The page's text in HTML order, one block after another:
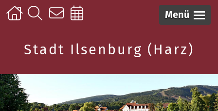
Menü
Stadt Ilsenburg (Harz)